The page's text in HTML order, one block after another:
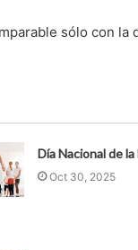
sólo con la
Día Nacional de
Oct 30, 2025